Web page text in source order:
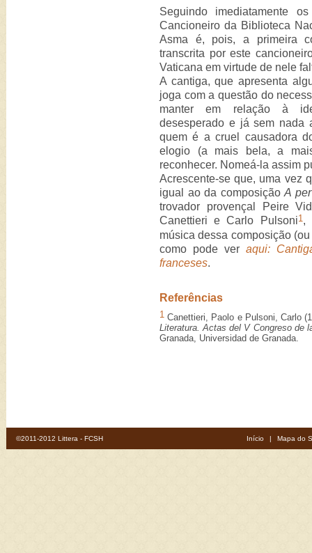
Seguindo imediatamente
Cancioneiro da Biblioteca
Asma é, pois, a primeira
transcrita por este
Vaticana em virtude de nele
A cantiga, que apresenta
joga com a questão do
manter em relação à
desesperado e já sem nada
quem é a cruel causadora
elogio (a mais bela, a
reconhecer. Nomeá-la assim
Acrescente-se que, uma vez
igual ao da composiçãoA
trovador provençal Peire
Canettieri e Carlo Pulsoni1,
música dessa composição
como pode ver aqui:
franceses.
Referências
1 Canettieri, Paolo e Pulsoni, Carlo
Literatura. Actas del V Congreso de
Granada, Universidad de Granada.
©2011-2012 Littera - FCSH Início | Mapa do